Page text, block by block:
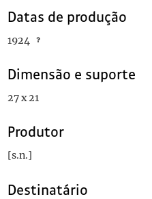
Datas de produção
1924
Dimensão e suporte
27 x 21
Produtor
[s.n.]
Destinatário